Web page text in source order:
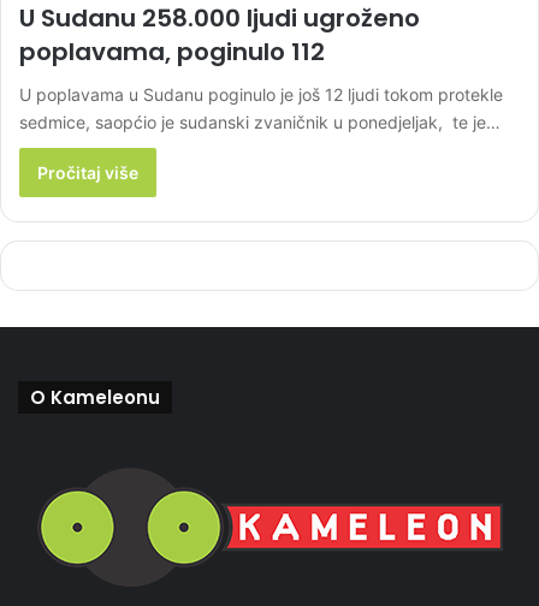
U Sudanu 258.000 ljudi ugroženo
poplavama, poginulo 112
U poplavama u Sudanu poginulo je još 12 ljudi tokom protekle
sedmice, saopćio je sudanski zvaničnik u ponedjeljak, te je…
Pročitaj više
O Kameleonu